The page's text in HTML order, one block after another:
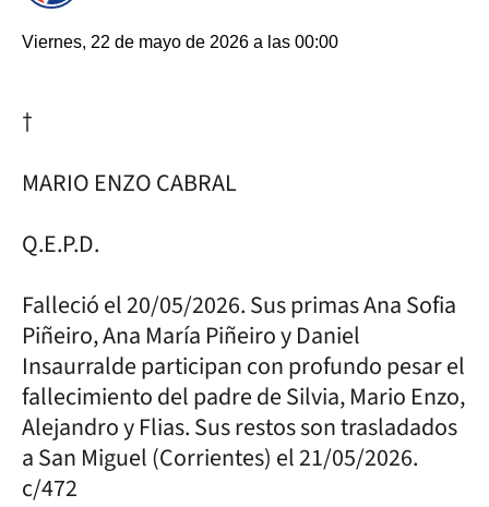
Viernes, 22 de mayo de 2026 a las 00:00
†
MARIO ENZO CABRAL
Q.E.P.D.
Falleció el 20/05/2026. Sus primas Ana Sofia
Piñeiro, Ana María Piñeiro y Daniel
Insaurralde participan con profundo pesar el
fallecimiento del padre de Silvia, Mario Enzo,
Alejandro y Flias. Sus restos son trasladados
a San Miguel (Corrientes) el 21/05/2026.
c/472